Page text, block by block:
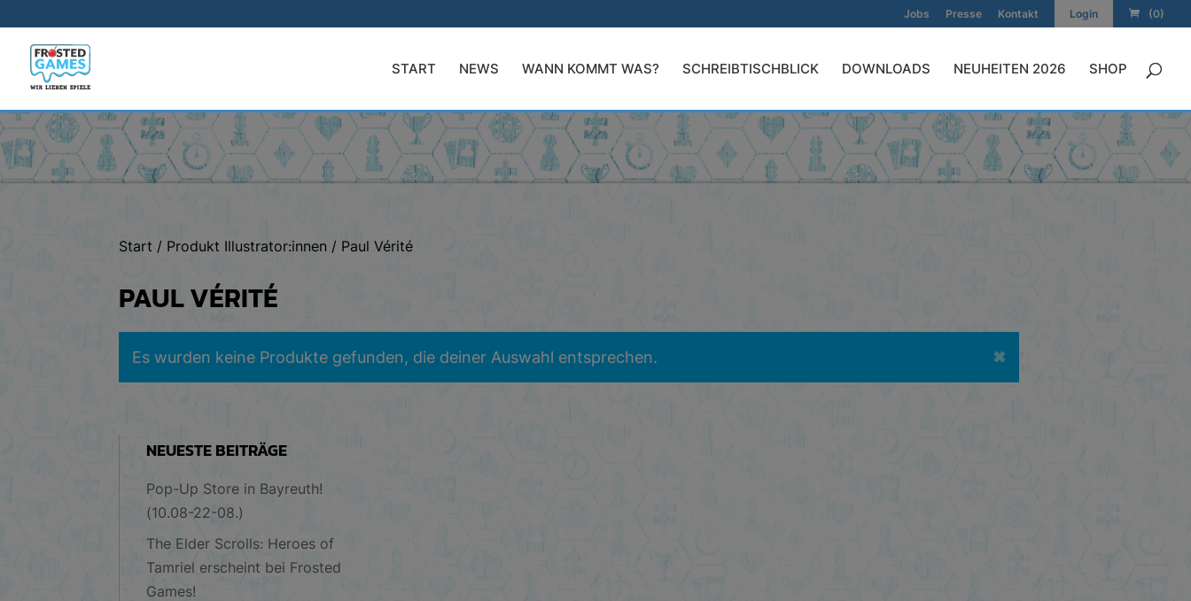
Jobs Presse Kontakt Login (0)
START NEWS WANN KOMMT WAS? SCHREIBTISCHBLICK DOWNLOADS NEUHEITEN 2026 SHOP
Start / Produkt Illustrator:innen / Paul Vérité
PAUL VÉRITÉ
Es wurden keine Produkte gefunden, die deiner Auswahl entsprechen. ✖
NEUESTE BEITRÄGE
Pop-Up Store in Bayreuth!
(10.08-22-08.)
The Elder Scrolls: Heroes of
Tamriel erscheint bei Frosted
Games!